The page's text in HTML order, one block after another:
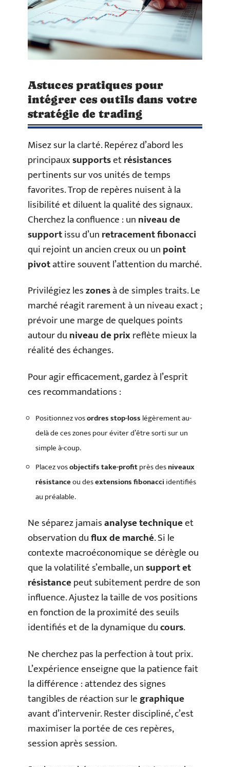
Astuces pratiques pour
intégrer ces outils dans votre
stratégie de trading
Misez sur la clarté. Repérez d’abord les
principauxsupportsetrésistances
pertinents sur vos unités de temps
favorites. Trop de repères nuisent à la
lisibilité et diluent la qualité des signaux.
Cherchez la confluence : unniveau de
supportissu d’unretracement fibonacci
qui rejoint un ancien creux ou unpoint
pivotattire souvent l’attention du marché.
Privilégiez leszonesà de simples traits. Le
marché réagit rarement à un niveau exact ;
prévoir une marge de quelques points
autour duniveau de prixreflète mieux la
réalité des échanges.
Pour agir efficacement, gardez à l’esprit
ces recommandations :
Positionnez vosordres stop-loss légèrement au-
delà de ces zones pour éviter d’être sorti sur un
simple à-coup.
Placez vosobjectifs take-profitprès desniveaux
résistanceou desextensions fibonacci identifiés
au préalable.
Ne séparez jamaisanalyse techniqueet
observation duflux de marché. Si le
contexte macroéconomique se dérègle ou
que la volatilité s’emballe, unsupport et
résistancepeut subitement perdre de son
influence. Ajustez la taille de vos positions
en fonction de la proximité des seuils
identifiés et de la dynamique ducours.
Ne cherchez pas la perfection à tout prix.
L’expérience enseigne que la patience fait
la différence : attendez des signes
tangibles de réaction sur legraphique
avant d’intervenir. Rester discipliné, c’est
maximiser la portée de ces repères,
session après session.